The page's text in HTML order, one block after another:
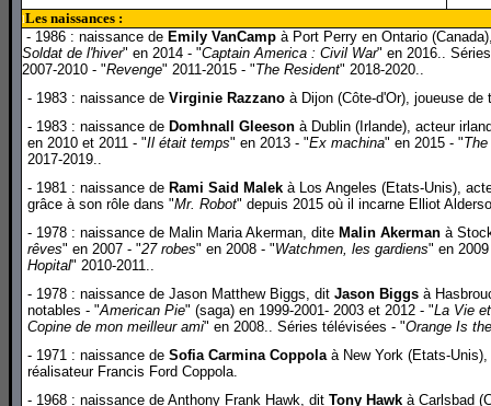
lLes naissances :
- 1986 : naissance de Emily VanCamp à Port Perry en Ontario
Soldat de l'hiver" en 2014 - "Captain America : Civil War" en 2016..
2007-2010 - "Revenge" 2011-2015 - "The Resident" 2018-2020..
- 1983 : naissance de Virginie Razzano à Dijon (Côte-d'Or), joueuse
- 1983 : naissance de Domhnall Gleeson à Dublin (Irlande), acteur
en 2010 et 2011 - "Il était temps" en 2013 - "Ex machina" en 2015 - "
2017-2019..
- 1981 : naissance de Rami Said Malek à Los Angeles (Etats-Unis),
grâce à son rôle dans "Mr. Robot" depuis 2015 où il incarne Elliot
- 1978 : naissance de Malin Maria Akerman, dite Malin Akerman à
rêves" en 2007 - "27 robes" en 2008 - "Watchmen, les gardiens" en
Hopital" 2010-2011..
- 1978 : naissance de Jason Matthew Biggs, dit Jason Biggs à
notables - "American Pie" (saga) en 1999-2001- 2003 et 2012 - "La Vie
Copine de mon meilleur ami" en 2008.. Séries télévisées - "Orange Is
- 1971 : naissance de Sofia Carmina Coppolaà New York (Etats-
réalisateur Francis Ford Coppola.
- 1968 : naissance de Anthony Frank Hawk, dit Tony Hawk à Carlsbad